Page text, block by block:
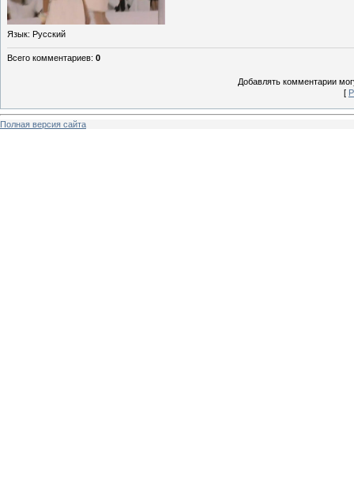
Язык: Русский
Всего комментариев: 0
Добавлять комментарии
[
Полная версия сайта